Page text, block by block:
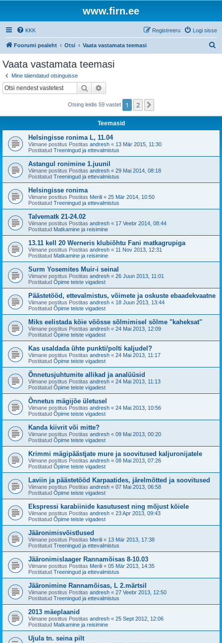
www.firn.ee
KKK Logi sisse
Registreeru
Foorumi pealeht Otsi Vaata vastamata teemasi
Vaata vastamata teemasi
Mine täiendatud otsinguisse
Otsi
Otsing leidis 59 vastet 1 2
Teemasid
Helsingisse ronima L, 11.04
Viimane postitus Postitas andresh « 13 Mär 2015, 11:30
Postitatud Treeningud ja ettevalmistus
Astangul ronimine 1.juunil
Viimane postitus Postitas andresh « 29 Mai 2014, 08:18
Postitatud Treeningud ja ettevalmistus
Helsingisse ronima
Viimane postitus Postitas Merili « 25 Mär 2014, 10:50
Postitatud Treeningud ja ettevalmistus
Talvematk 21-24.02
Viimane postitus Postitas andresh « 17 Veebr 2014, 08:44
Postitatud Matkamine ja reisimine
13.11 kell 20 Werneris klubiõhtu Fani matkagrupiga
Viimane postitus Postitas andresh « 11 Nov 2013, 12:31
Postitatud Matkamine ja reisimine
Surm Yosemites Muir-i seinal
Viimane postitus Postitas andresh « 26 Juun 2013, 11:01
Postitatud Õpime teiste vigadest
Päästetööd, ettevalmistus, võimete ja oskuste ebaadekvaatne
Viimane postitus Postitas andresh « 18 Juun 2013, 13:44
Postitatud Õpime teiste vigadest
Miks eelistada köie vöösse sõlmimisel sõlme "kaheksat"
Viimane postitus Postitas andresh « 24 Mai 2013, 12:09
Postitatud Õpime teiste vigadest
Kas usaldada ühte punkti/polti kaljudel?
Viimane postitus Postitas andresh « 24 Mai 2013, 11:17
Postitatud Õpime teiste vigadest
Õnnetusjuhtumite allikad ja analüüsid
Viimane postitus Postitas andresh « 24 Mai 2013, 11:13
Postitatud Õpime teiste vigadest
Õnnetus mägijõe ületusel
Viimane postitus Postitas andresh « 24 Mai 2013, 10:56
Postitatud Õpime teiste vigadest
Kanda kiivrit või mitte?
Viimane postitus Postitas andresh « 09 Mai 2013, 00:20
Postitatud Õpime teiste vigadest
Krimmi mägipäästjate mure ja soovitused kaljuronijatele
Viimane postitus Postitas andresh « 08 Mai 2013, 07:26
Postitatud Õpime teiste vigadest
Laviin ja päästetööd Karpaatides, järelmõtted ja soovitused
Viimane postitus Postitas andresh « 07 Mai 2013, 06:58
Postitatud Õpime teiste vigadest
Ekspressi karabiinide kasutusest ning mõjust köiele
Viimane postitus Postitas andresh « 23 Apr 2013, 09:43
Postitatud Õpime teiste vigadest
Jääronimisvõistlused
Viimane postitus Postitas Merili « 13 Mär 2013, 17:38
Postitatud Treeningud ja ettevalmistus
Jääronimislaager Rannamõisas 8-10.03
Viimane postitus Postitas Merili « 05 Mär 2013, 14:35
Postitatud Treeningud ja ettevalmistus
Jääronimine Rannamõisas, L 2.märtsil
Viimane postitus Postitas andresh « 27 Veebr 2013, 12:50
Postitatud Treeningud ja ettevalmistus
2013 mäeplaanid
Viimane postitus Postitas andresh « 25 Sept 2012, 12:06
Postitatud Matkamine ja reisimine
Ujula tn. seina pilt